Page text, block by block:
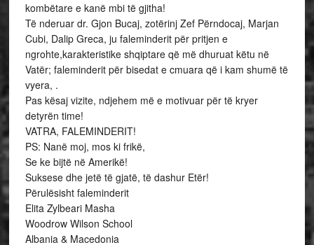
kombëtare e kanë mbi të gjitha!
Të nderuar dr. Gjon Bucaj, zotërinj Zef Përndocaj, Marjan
Cubi, Dalip Greca, ju faleminderit për pritjen e
ngrohte,karakteristike shqiptare që më dhuruat këtu në
Vatër; faleminderit për bisedat e cmuara që i kam shumë të
vyera, .
Pas kësaj vizite, ndjehem më e motivuar për të kryer
detyrën time!
VATRA, FALEMINDERIT!
PS: Nanë moj, mos ki frikë,
Se ke bijtë në Amerikë!
Suksese dhe jetë të gjatë, të dashur Etër!
Përulësisht faleminderit
Elita Zylbeari Masha
Woodrow Wilson School
Albania & Macedonia